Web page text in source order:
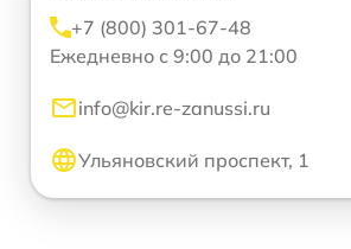
+7 (800) 301-67-48
Ежедневно с 9:00 до 21:00
info@kir.re-zanussi.ru
Ульяновский проспект, 1